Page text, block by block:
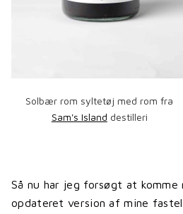
Solbær rom syltetøj med rom fra
Sam's Island destilleri
Så nu har jeg forsøgt at komme
opdateret version af mine